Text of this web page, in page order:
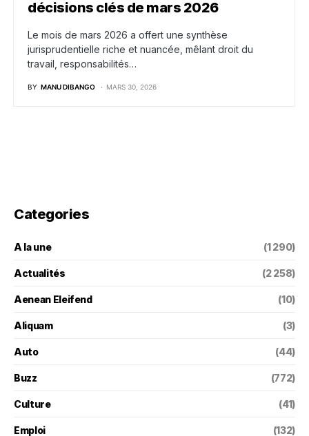
décisions clés de mars 2026
Le mois de mars 2026 a offert une synthèse
jurisprudentielle riche et nuancée, mêlant droit du
travail, responsabilités…
BY MANU DIBANGO MARS 30, 2026
Categories
A la une (1 290)
Actualités (2 258)
Aenean Eleifend (10)
Aliquam (3)
Auto (44)
Buzz (772)
Culture (41)
Emploi (132)